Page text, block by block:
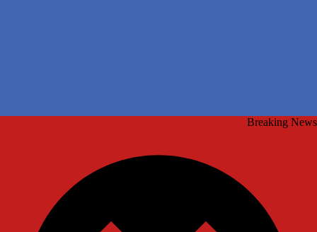
Breaking News